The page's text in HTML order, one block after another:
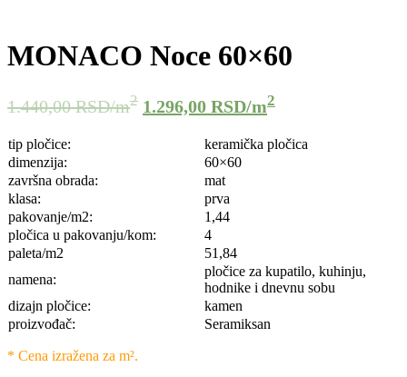
MONACO Noce 60×60
1.440,00RSD/m2 1.296,00 RSD/m2
tip pločice:
keramička pločica
dimenzija:
60×60
završna obrada:
mat
klasa:
prva
pakovanje/m2:
1,44
pločica u pakovanju/kom:
4
paleta/m2
51,84
namena:
pločice za kupatilo, kuhinju,
hodnike i dnevnu sobu
dizajn pločice:
kamen
proizvođač:
Seramiksan
* Cena izražena za m².